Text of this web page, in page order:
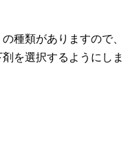
種類がありますので、
を選択するようにしま